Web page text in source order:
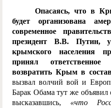
Опасаясь, что в
будет организована
современное
президент В.В. Путин,
крымского населения
принял ответственное
возвратить Крым в
вызвал волчий вой и
Барак Обама тут же объявил
высказавшись, «что